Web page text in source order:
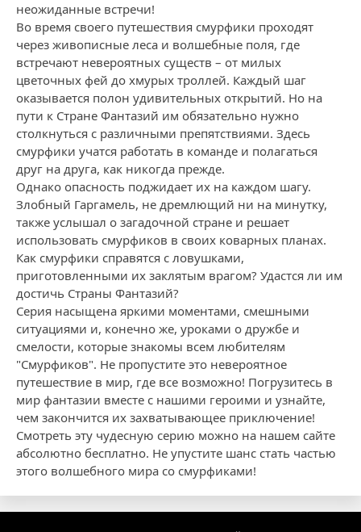
неожиданные встречи!
Во время своего путешествия смурфики проходят
через живописные леса и волшебные поля, где
встречают невероятных существ – от милых
цветочных фей до хмурых троллей. Каждый шаг
оказывается полон удивительных открытий. Но на
пути к Стране Фантазий им обязательно нужно
столкнуться с различными препятствиями. Здесь
смурфики учатся работать в команде и полагаться
друг на друга, как никогда прежде.
Однако опасность поджидает их на каждом шагу.
Злобный Гаргамель, не дремлющий ни на минутку,
также услышал о загадочной стране и решает
использовать смурфиков в своих коварных планах.
Как смурфики справятся с ловушками,
приготовленными их заклятым врагом? Удастся ли им
достичь Страны Фантазий?
Серия насыщена яркими моментами, смешными
ситуациями и, конечно же, уроками о дружбе и
смелости, которые знакомы всем любителям
"Смурфиков". Не пропустите это невероятное
путешествие в мир, где все возможно! Погрузитесь в
мир фантазии вместе с нашими героими и узнайте,
чем закончится их захватывающее приключение!
Смотреть эту чудесную серию можно на нашем сайте
абсолютно бесплатно. Не упустите шанс стать частью
этого волшебного мира со смурфиками!